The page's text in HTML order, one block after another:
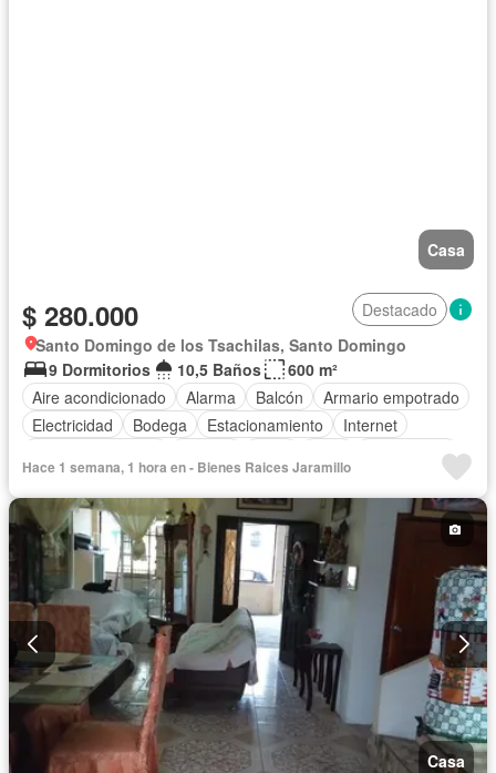
Casa
$ 280.000
Destacado
Santo Domingo de los Tsachilas, Santo Domingo
9 Dormitorios
10,5 Baños
600 m²
Aire acondicionado
Alarma Balcón
Armario empotrado
Electricidad
Bodega Estacionamiento
Internet
Sin amoblar
Hace 1 semana, 1 hora en - Bienes Raices Jaramillo
Casa